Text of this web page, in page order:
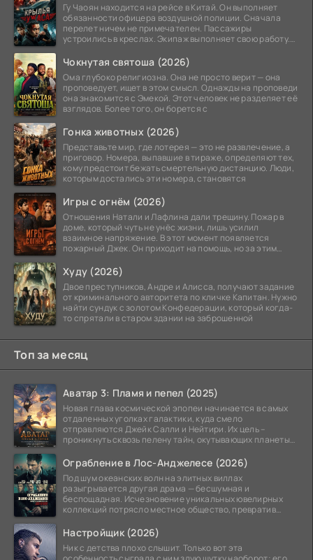
Гу Чаоян находится на рейсе в Китай. Он выполняет
обязанности офицера воздушной полиции. Сначала
перелет ничем не примечателен. Пассажиры
устроились в креслах. Экипаж выполняет свою работу.
Чокнутая святоша (2026)
Ома глубоко религиозна. Она не просто верит — она
проповедует, ищет в этом смысл. Однажды на проповеди
она знакомится с Эмекой. Этот человек не разделяет её
взглядов. Более того, он борется с
Гонка животных (2026)
Представьте мир, где лотерея — это не развлечение, а
приговор. Номера, выпавшие в тираже, определяют тех,
кому предстоит бежать смертельную дистанцию. Люди,
которым достались эти номера, становятся
Игры с огнём (2026)
Отношения Натали и Лафлина дали трещину. Пожар в
доме, который чуть не унёс жизни, лишь усилил
взаимное напряжение. В этот момент появляется
пожарный Джек. Он приходит на помощь, но за этим
Худу (2026)
Двое преступников, Андре и Алисса, получают задание
от криминального авторитета по кличке Капитан. Нужно
найти сундук с золотом Конфедерации, который когда-
то спрятали в старом здании на заброшенной
Топ за месяц
Аватар 3: Пламя и пепел (2025)
Новая глава космической эпопеи начинается в самых
отдаленных уголках галактики, куда смело
отправляются Джейк Салли и Нейтири. Их цель –
проникнуть сквозь пелену тайн, окутывающих планеты
Ограбление в Лос-Анджелесе (2026)
Под шум океанских волн на элитных виллах
разыгрывается другая драма — бесшумная и
беспощадная. Исчезновение уникальных ювелирных
коллекций потрясло местное общество, превратив
Настройщик (2026)
Ник с детства плохо слышит. Только вот эта